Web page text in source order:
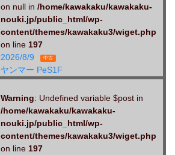
on null in /home/kawakaku/kawakaku-
nouki.jp/public_html/wp-
content/themes/kawakaku3/wiget.php
on line 197
2026/8/9
中古
ヤンマー PeS1F
Warning: Undefined variable $post in
/home/kawakaku/kawakaku-
nouki.jp/public_html/wp-
content/themes/kawakaku3/wiget.php
on line 197